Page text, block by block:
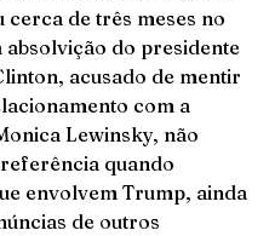
de três meses no
do presidente
acusado de mentir
com a
Lewinsky, não
quando
envolvem Trump, ainda
de outros